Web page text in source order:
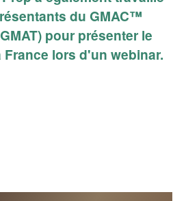
du GMAC™
pour présenter le
France lors d'un webinar.